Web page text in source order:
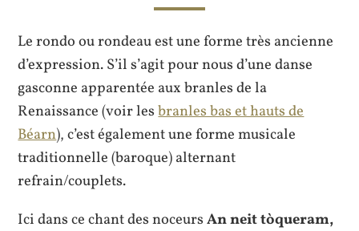
Le rondo ou rondeau est une forme très ancienne
d’expression. S’il s’agit pour nous d’une danse
gasconne apparentée aux branles de la
Renaissance (voir lesbranles bas et hauts de
Béarn), c’est également une forme musicale
traditionnelle (baroque) alternant
refrain/couplets.
Ici dans ce chant des noceursAn neit tòqueram,